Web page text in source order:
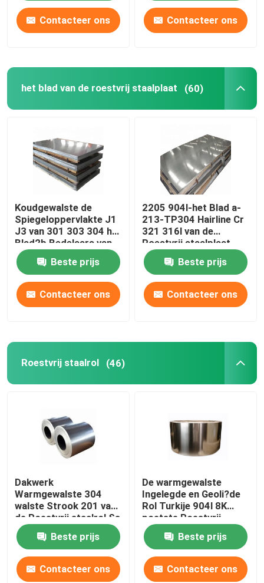
Gegalvaniseerde Staalrol
Gegalvaniseerde Staalplaat
PPGI-Staalrol
Koolstofstaalrol
Contacteer ons Contacteer ons
het blad van de roestvrij staalplaat (60)
Koudgewalste de
Spiegeloppervlakte J1
J3 van 301 303 304 het
Blad2b Bedelaars van
de Roestvrij staalplaat
Beste prijs
Contacteer ons
2205 904l-het Blad a-
213-TP304 Hairline Cr
321 316l van de
Roestvrij staalplaat
Beste prijs
Contacteer ons
Roestvrij staalrol (46)
Dakwerk
Warmgewalste 304
walste Strook 201 van
de Roestvrij staalrol Ss
304 van 316l koud 202
Rol
Beste prijs
Contacteer ons
De warmgewalste
Ingelegde en Geoli?de
Rol Turkije 904l 8K
poetste Roestvrij
staalrol 430 Ss Rol 202
op
Beste prijs
Contacteer ons